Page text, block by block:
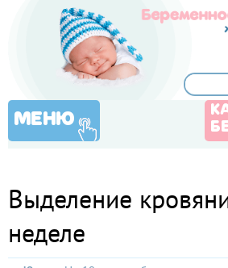
МЕНЮ
Выделение
неделе